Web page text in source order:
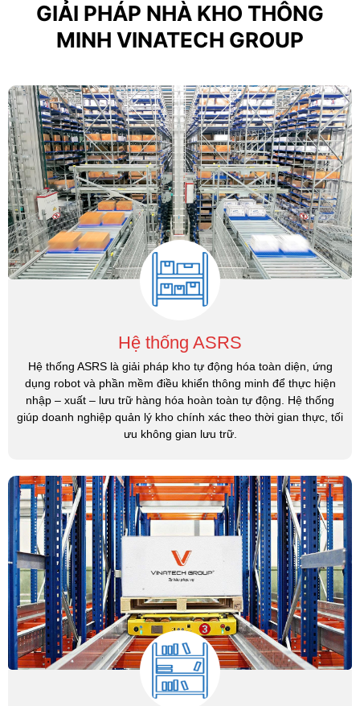
GIẢI PHÁP NHÀ KHO THÔNG
MINH VINATECH GROUP
Hệ thống ASRS
Hệ thống ASRS là giải pháp kho tự động hóa toàn diện, ứng
dụng robot và phần mềm điều khiển thông minh để thực hiện
nhập – xuất – lưu trữ hàng hóa hoàn toàn tự động. Hệ thống
giúp doanh nghiệp quản lý kho chính xác theo thời gian thực, tối
ưu không gian lưu trữ.